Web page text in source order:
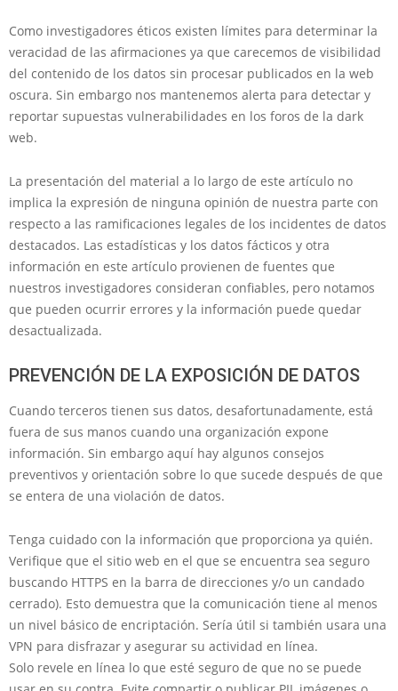
Como investigadores éticos existen límites para determinar la
veracidad de las afirmaciones ya que carecemos de visibilidad
del contenido de los datos sin procesar publicados en la web
oscura. Sin embargo nos mantenemos alerta para detectar y
reportar supuestas vulnerabilidades en los foros de la dark
web.
La presentación del material a lo largo de este artículo no
implica la expresión de ninguna opinión de nuestra parte con
respecto a las ramificaciones legales de los incidentes de datos
destacados. Las estadísticas y los datos fácticos y otra
información en este artículo provienen de fuentes que
nuestros investigadores consideran confiables, pero notamos
que pueden ocurrir errores y la información puede quedar
desactualizada.
PREVENCIÓN DE LA EXPOSICIÓN DE DATOS
Cuando terceros tienen sus datos, desafortunadamente, está
fuera de sus manos cuando una organización expone
información. Sin embargo aquí hay algunos consejos
preventivos y orientación sobre lo que sucede después de que
se entera de una violación de datos.
Tenga cuidado con la información que proporciona ya quién.
Verifique que el sitio web en el que se encuentra sea seguro
buscando HTTPS en la barra de direcciones y/o un candado
cerrado). Esto demuestra que la comunicación tiene al menos
un nivel básico de encriptación. Sería útil si también usara una
VPN para disfrazar y asegurar su actividad en línea.
Solo revele en línea lo que esté seguro de que no se puede